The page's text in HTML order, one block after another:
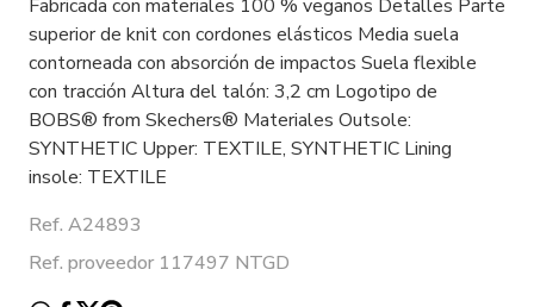
Fabricada con materiales 100 % veganos Detalles Parte
superior de knit con cordones elásticos Media suela
contorneada con absorción de impactos Suela flexible
con tracción Altura del talón: 3,2 cm Logotipo de
BOBS® from Skechers® Materiales Outsole:
SYNTHETIC Upper: TEXTILE, SYNTHETIC Lining
insole: TEXTILE
Ref. A24893
Ref. proveedor 117497 NTGD